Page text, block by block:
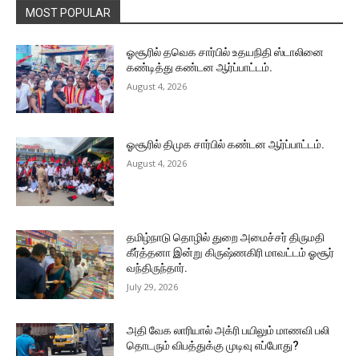
MOST POPULAR
ஓசூரில் தவெக சார்பில் உதயநிதி ஸ்டாலினை
கண்டித்து கண்டன ஆர்ப்பாட்டம்.
August 4, 2026
ஓசூரில் திமுக சார்பில் கண்டன ஆர்ப்பாட்டம்.
August 4, 2026
தமிழ்நாடு தொழில் துறை அமைச்சர் திருமதி
கீர்த்தனா இன்று கிருஷ்ணகிரி மாவட்டம் ஓசூர்
வந்திருந்தார்.
July 29, 2026
அதி வேக லாரியால் அக்ரி பயிலும் மாணவி பலி
தொடரும் விபத்துக்கு முடிவு எப்போது?